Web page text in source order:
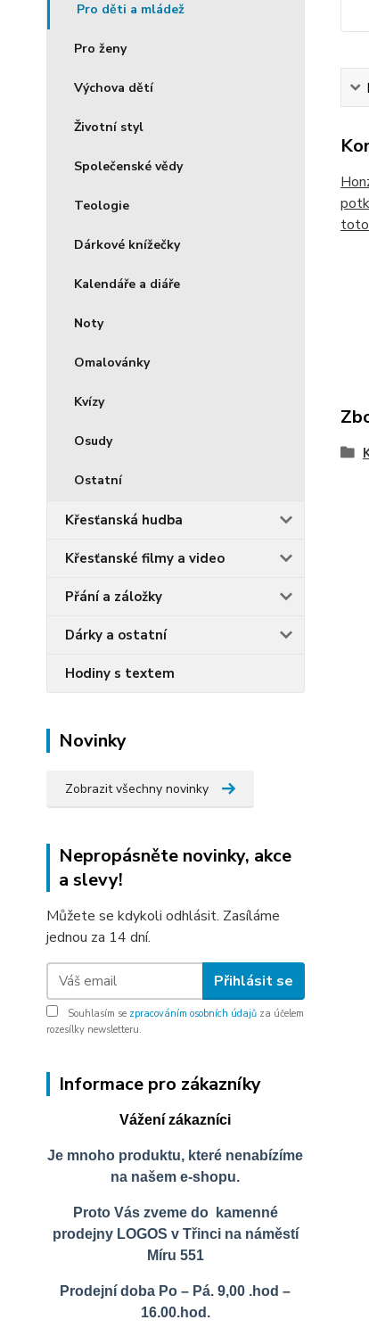
Pro děti a mládež
Pro ženy
Výchova dětí
Životní styl
Společenské vědy
Teologie
Dárkové knížečky
Kalendáře a diáře
Noty
Omalovánky
Kvízy
Osudy
Ostatní
Křesťanská hudba
Křesťanské filmy a video
Přání a záložky
Dárky a ostatní
Hodiny s textem
Novinky
Zobrazit všechny novinky
Nepropásněte novinky, akce
a slevy!
Můžete se kdykoli odhlásit. Zasíláme
jednou za 14 dní.
Přihlásit se
Souhlasím se zpracováním osobních údajů za účelem
rozesílky newsletteru.
Informace pro zákazníky
Vážení zákazníci
Je mnoho produktu, které nenabízíme
na našem e-shopu.
Proto Vás zveme do kamenné
prodejny LOGOS v Třinci na náměstí
Míru 551
Prodejní doba Po – Pá. 9,00 .hod –
16.00.hod.
toto